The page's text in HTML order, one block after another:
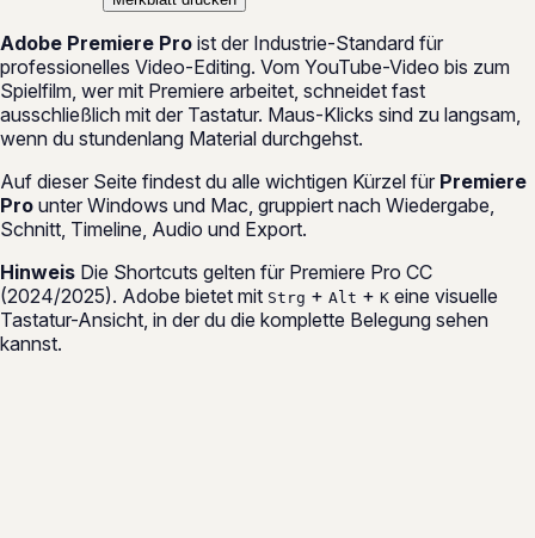
Adobe Premiere Pro ist der Industrie-Standard für
professionelles Video-Editing. Vom YouTube-Video bis zum
Spielfilm, wer mit Premiere arbeitet, schneidet fast
ausschließlich mit der Tastatur. Maus-Klicks sind zu langsam,
wenn du stundenlang Material durchgehst.
Auf dieser Seite findest du alle wichtigen Kürzel für Premiere
Pro unter Windows und Mac, gruppiert nach Wiedergabe,
Schnitt, Timeline, Audio und Export.
Hinweis Die Shortcuts gelten für Premiere Pro CC
(2024/2025). Adobe bietet mit Strg + Alt + K eine visuelle
Tastatur-Ansicht, in der du die komplette Belegung sehen
kannst.